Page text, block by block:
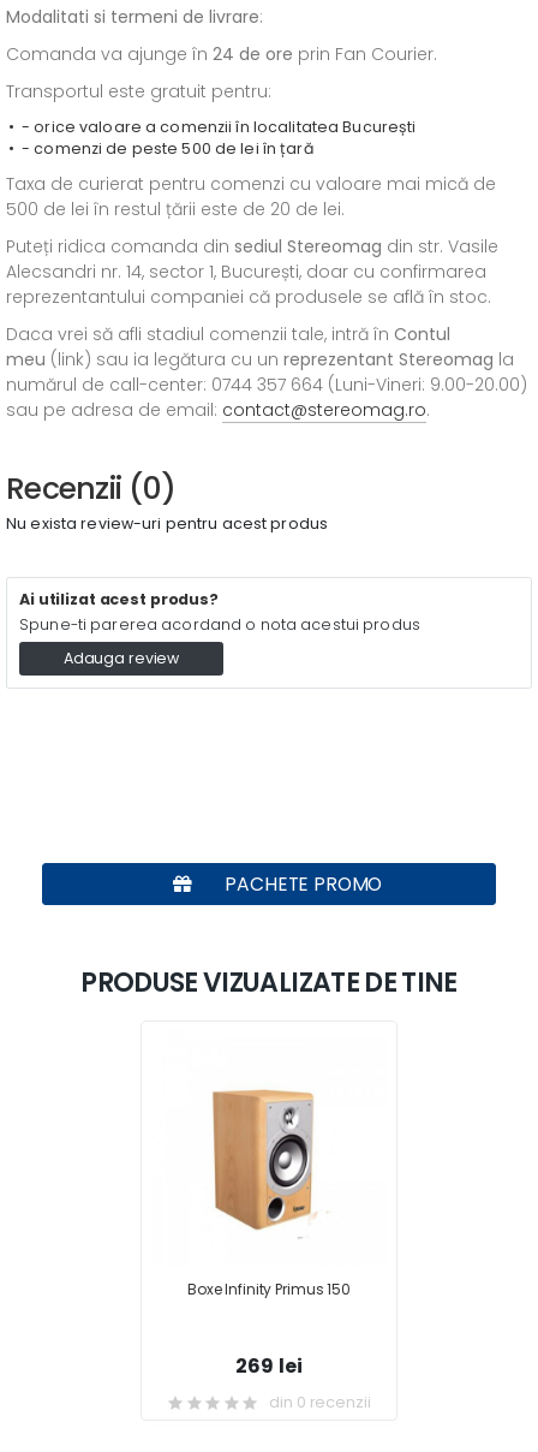
Modalitati si termeni de livrare:
Comanda va ajunge în 24 de ore prin Fan Courier.
Transportul este gratuit pentru:
- orice valoare a comenzii în localitatea București
- comenzi de peste 500 de lei în țară
Taxa de curierat pentru comenzi cu valoare mai mică de
500 de lei în restul țării este de 20 de lei.
Puteți ridica comanda din sediul Stereomag din str. Vasile
Alecsandri nr. 14, sector 1, București, doar cu confirmarea
reprezentantului companiei că produsele se află în stoc.
Daca vrei să afli stadiul comenzii tale, intră în Contul
meu (link) sau ia legătura cu un reprezentant Stereomag la
numărul de call-center: 0744 357 664 (Luni-Vineri: 9.00-20.00)
sau pe adresa de email: contact@stereomag.ro.
Recenzii (0)
Nu exista review-uri pentru acest produs
Ai utilizat acest produs?
Spune-ti parerea acordand o nota acestui produs
Adauga review
PACHETE PROMO
PRODUSE VIZUALIZATE DE TINE
Boxe Infinity Primus 150
269 lei
din 0 recenzii